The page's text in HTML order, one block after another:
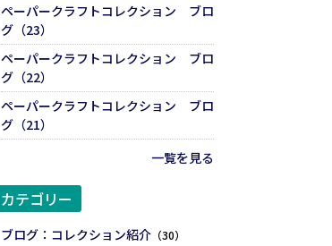
ペーパークラフトコレクション ブロ
グ（23）
ペーパークラフトコレクション ブロ
グ（22）
ペーパークラフトコレクション ブロ
グ（21）
一覧を見る
カテゴリー
ブログ：コレクション紹介（30）